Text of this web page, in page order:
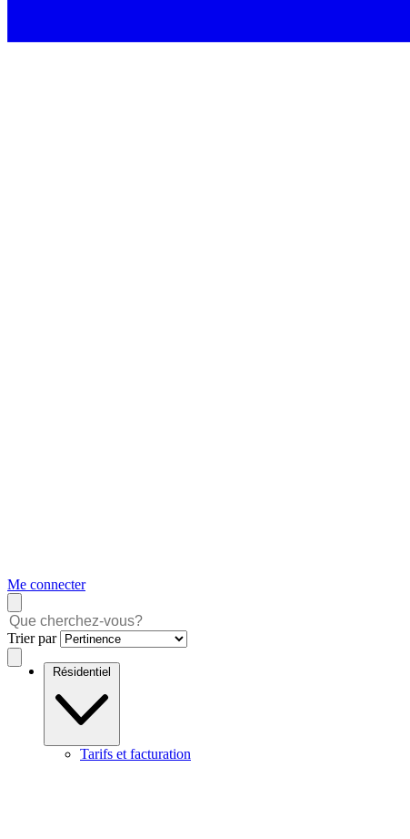
Me connecter
Trier par
Résidentiel
Tarifs et facturation